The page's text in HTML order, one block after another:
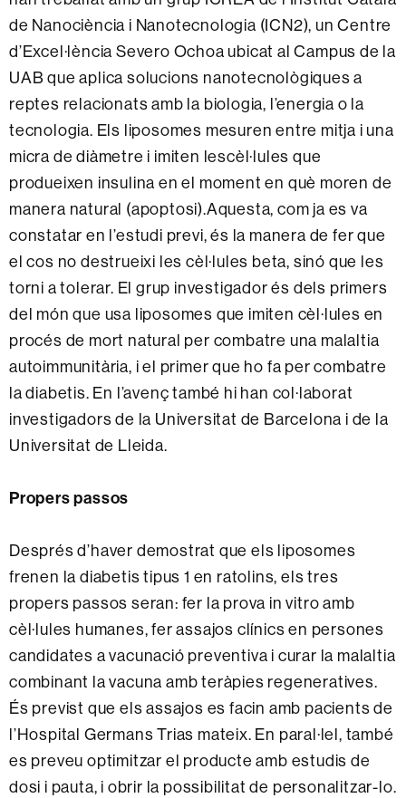
de Nanociència i Nanotecnologia (ICN2), un Centre
d’Excel·lència Severo Ochoa ubicat al Campus de la
UAB que aplica solucions nanotecnològiques a
reptes relacionats amb la biologia, l’energia o la
tecnologia. Els liposomes mesuren entre mitja i una
micra de diàmetre i imiten lescèl·lules que
produeixen insulina en el moment en què moren de
manera natural (apoptosi).Aquesta, com ja es va
constatar en l’estudi previ, és la manera de fer que
el cos no destrueixi les cèl·lules beta, sinó que les
torni a tolerar. El grup investigador és dels primers
del món que usa liposomes que imiten cèl·lules en
procés de mort natural per combatre una malaltia
autoimmunitària, i el primer que ho fa per combatre
la diabetis. En l’avenç també hi han col·laborat
investigadors de la Universitat de Barcelona i de la
Universitat de Lleida.
Propers passos
Després d’haver demostrat que els liposomes
frenen la diabetis tipus 1 en ratolins, els tres
propers passos seran: fer la prova in vitro amb
cèl·lules humanes, fer assajos clínics en persones
candidates a vacunació preventiva i curar la malaltia
combinant la vacuna amb teràpies regeneratives.
És previst que els assajos es facin amb pacients de
l’Hospital Germans Trias mateix. En paral·lel, també
es preveu optimitzar el producte amb estudis de
dosi i pauta, i obrir la possibilitat de personalitzar-lo.